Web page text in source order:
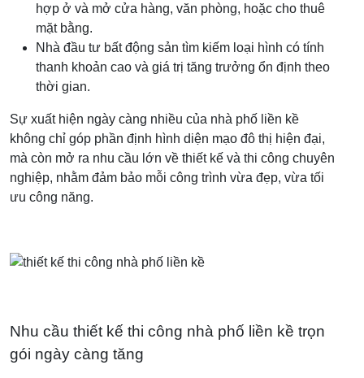
hợp ở và mở cửa hàng, văn phòng, hoặc cho thuê
mặt bằng.
Nhà đầu tư bất động sản tìm kiếm loại hình có tính
thanh khoản cao và giá trị tăng trưởng ổn định theo
thời gian.
Sự xuất hiện ngày càng nhiều của nhà phố liền kề
không chỉ góp phần định hình diện mạo đô thị hiện đại,
mà còn mở ra nhu cầu lớn về thiết kế và thi công chuyên
nghiệp, nhằm đảm bảo mỗi công trình vừa đẹp, vừa tối
ưu công năng.
Nhu cầu thiết kế thi công nhà phố liền kề trọn
gói ngày càng tăng